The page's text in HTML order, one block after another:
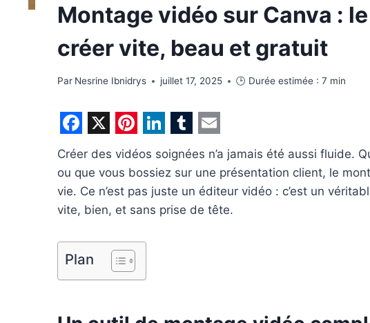
Montage vidéo sur Canva :
créer vite, beau et gratuit
Par Nesrine Ibnidrys juillet 17, 2025 🕒 Durée estimée : 7 min
F
a
c
e
o
o
X P
i
n
t
r
e
L
i
n
k
I
T
u
m
b
E
m
a
i
Créer des vidéos soignées n’a jamais été aussi fluide.
ou que vous bossiez sur une présentation client, le
vie. Ce n’est pas juste un éditeur vidéo : c’est un
vite, bien, et sans prise de tête.
Plan